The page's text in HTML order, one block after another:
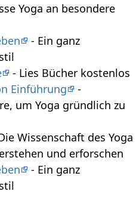
Yoga an besondere
- Ein ganz
- Lies Bücher kostenlos
Einführung
-
um Yoga gründlich zu
Wissenschaft des Yoga
und erforschen
- Ein ganz